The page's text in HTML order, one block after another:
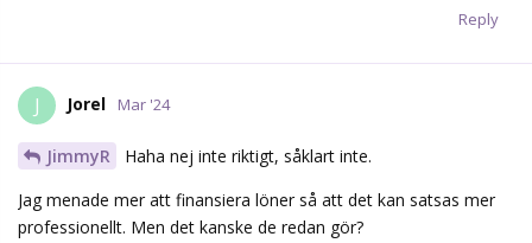
Reply
J Jorel Mar '24
JimmyR
Haha nej inte riktigt, såklart inte.
Jag menade mer att finansiera löner så att det kan satsas mer
professionellt. Men det kanske de redan gör?